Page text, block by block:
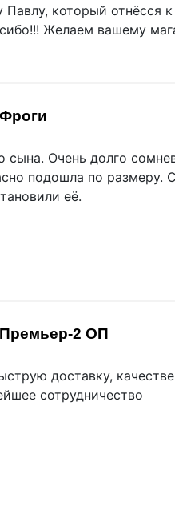
который
Желаем вашему
сына. Очень долго
подошла по размеру.
её.
Премьер-2 ОП
доставку,
сотрудничество